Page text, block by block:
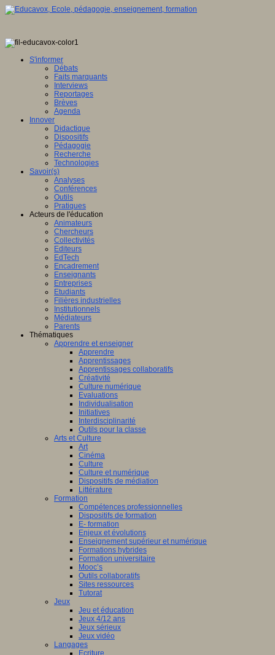
S'informer
Débats
Faits marquants
Interviews
Reportages
Brèves
Agenda
Innover
Didactique
Dispositifs
Pédagogie
Recherche
Technologies
Savoir(s)
Analyses
Conférences
Outils
Pratiques
Acteurs de l'éducation
Animateurs
Chercheurs
Collectivités
Editeurs
EdTech
Encadrement
Enseignants
Entreprises
Etudiants
Filières industrielles
Institutionnels
Médiateurs
Parents
Thématiques
Apprendre et enseigner
Apprendre
Apprentissages
Apprentissages collaboratifs
Créativité
Culture numérique
Evaluations
Individualisation
Initiatives
Interdisciplinarité
Outils pour la classe
Arts et Culture
Art
Cinéma
Culture
Culture et numérique
Dispositifs de médiation
Littérature
Formation
Compétences professionnelles
Dispositifs de formation
E- formation
Enjeux et évolutions
Enseignement supérieur et numérique
Formations hybrides
Formation universitaire
Mooc’s
Outils collaboratifs
Sites ressources
Tutorat
Jeux
Jeu et éducation
Jeux 4/12 ans
Jeux sérieux
Jeux vidéo
Langages
Ecriture